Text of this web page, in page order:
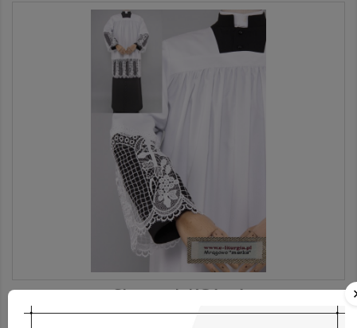
Chorrock KG1g-1
168,93 €